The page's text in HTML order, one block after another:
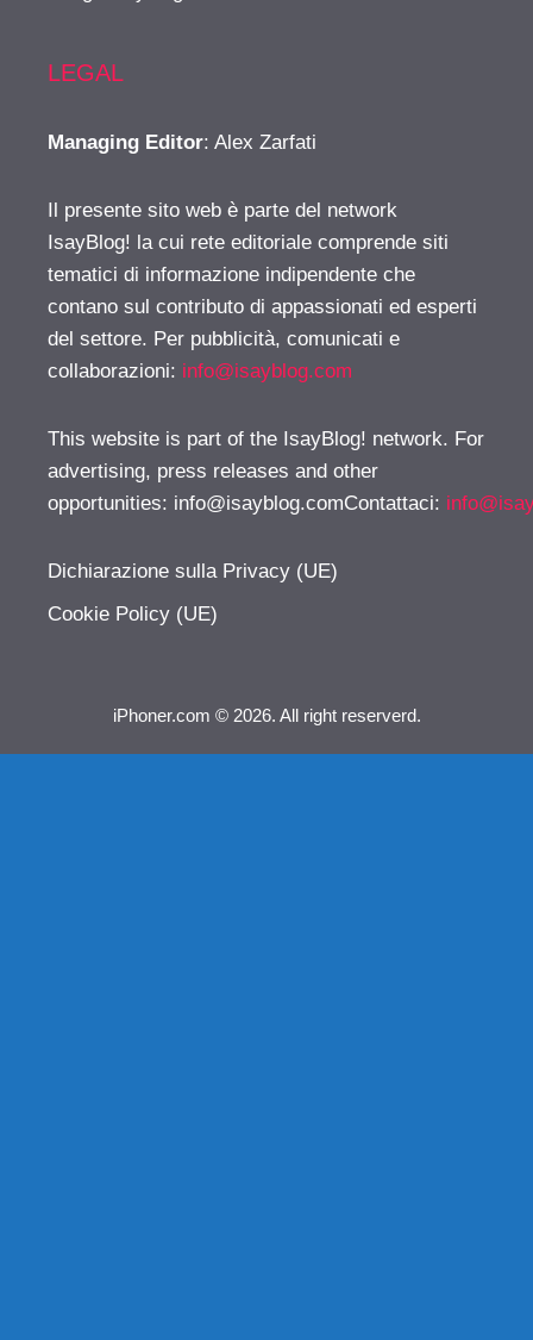
LEGAL
Managing Editor: Alex Zarfati
Il presente sito web è parte del network
IsayBlog! la cui rete editoriale comprende siti
tematici di informazione indipendente che
contano sul contributo di appassionati ed esperti
del settore. Per pubblicità, comunicati e
collaborazioni: info@isayblog.com
This website is part of the IsayBlog! network. For
advertising, press releases and other
opportunities: info@isayblog.comContattaci:
Dichiarazione sulla Privacy (UE)
Cookie Policy (UE)
iPhoner.com © 2026. All right reserverd.